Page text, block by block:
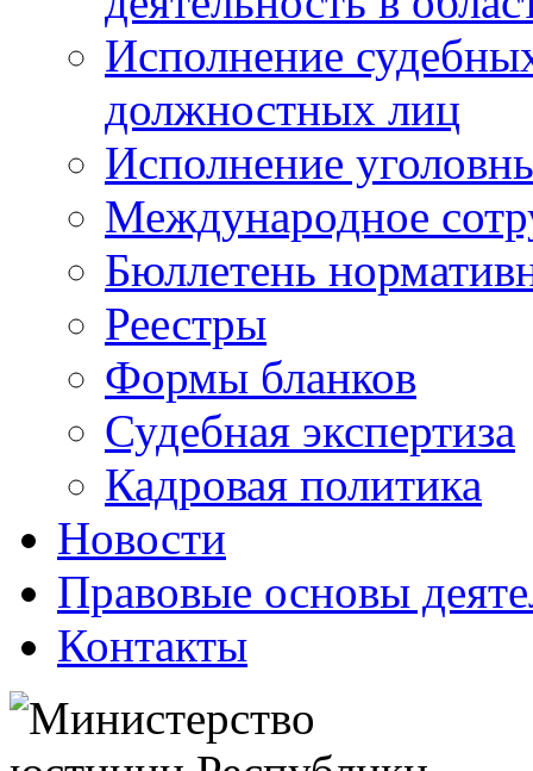
Исполнение
должностных лиц
Исполнение
Международное
Бюллетень
Реестры
Формы бланков
Судебная экспертиза
Кадровая политика
Новости
Правовые основы
Контакты